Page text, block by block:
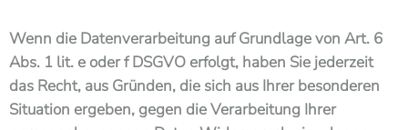
Wenn die Datenverarbeitung auf Grundlage von Art. 6
Abs. 1 lit. e oder f DSGVO erfolgt, haben Sie jederzeit
das Recht, aus Gründen, die sich aus Ihrer besonderen
Situation ergeben, gegen die Verarbeitung Ihrer